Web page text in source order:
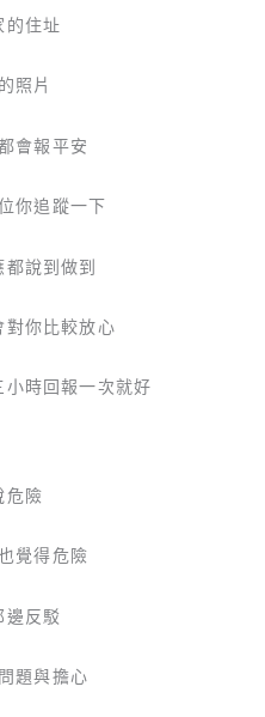
的住址
照片
會報平安
你追蹤一下
都說到做到
對你比較放心
時回報一次就好
危險
覺得危險
邊反駁
題與擔心